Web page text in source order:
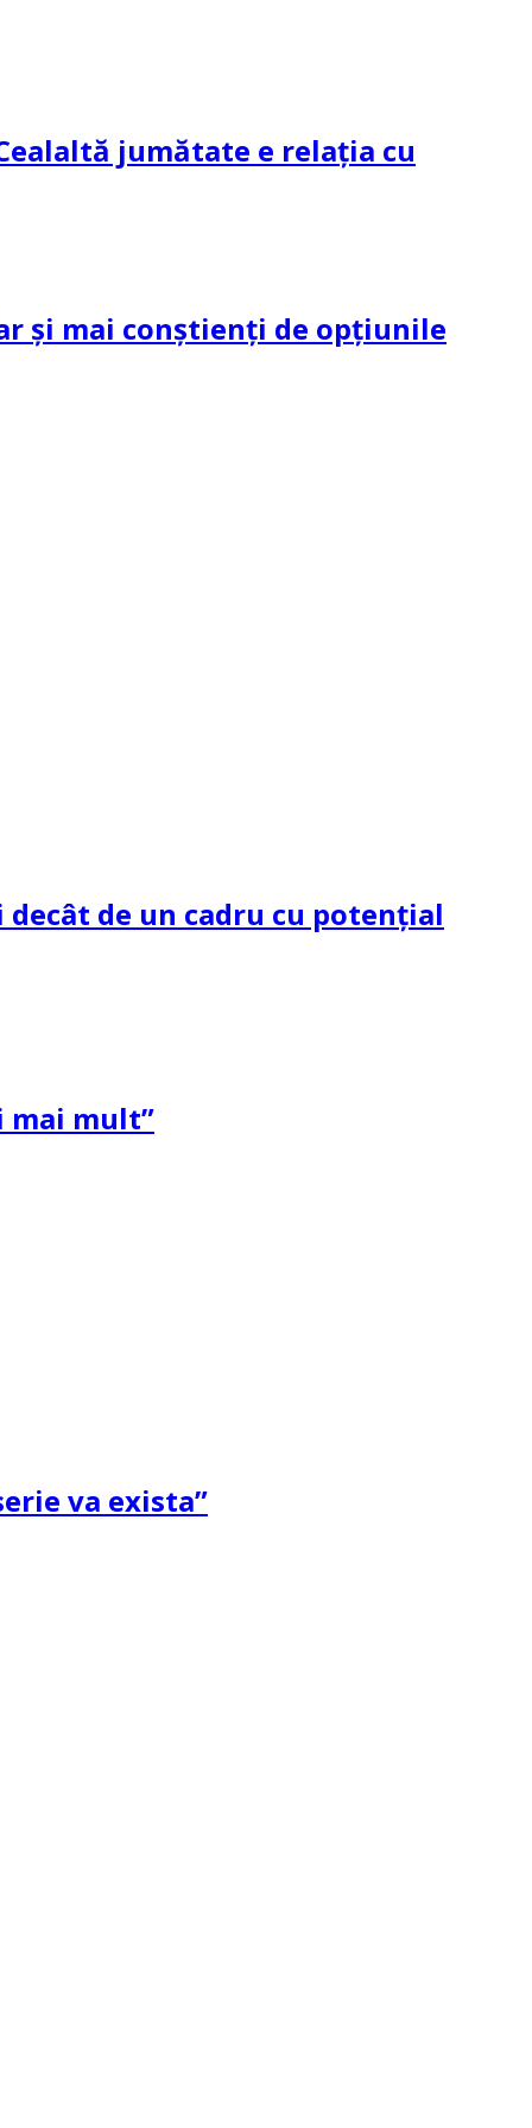
jumătate e relația cu
și mai conștienți de opțiunile
de un cadru cu potenţial
mai mult”
va exista”